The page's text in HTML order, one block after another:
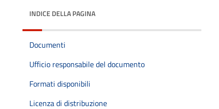
INDICE DELLA PAGINA
Documenti
Ufficio responsabile del documento
Formati disponibili
Licenza di distribuzione